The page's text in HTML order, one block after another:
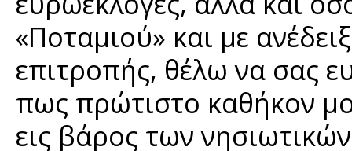
«Ποταμιού» και με
επιτροπής, θέλω να σας
πως πρώτιστο καθήκον
εις βάρος των